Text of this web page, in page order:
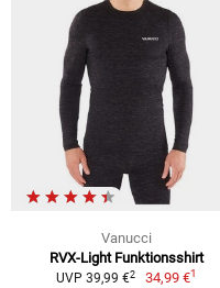
Vanucci
RVX-Light Funktionsshirt
UVP 39,99 €2 34,99 €1